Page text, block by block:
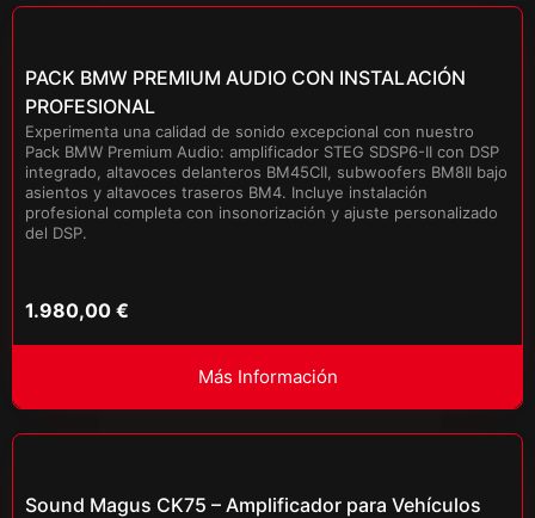
PACK BMW PREMIUM AUDIO CON INSTALACIÓN
PROFESIONAL
Experimenta una calidad de sonido excepcional con nuestro
Pack BMW Premium Audio: amplificador STEG SDSP6-II con DSP
integrado, altavoces delanteros BM45CII, subwoofers BM8II bajo
asientos y altavoces traseros BM4. Incluye instalación
profesional completa con insonorización y ajuste personalizado
del DSP.
1.980,00 €
Más Información
Sound Magus CK75 – Amplificador para Vehículos